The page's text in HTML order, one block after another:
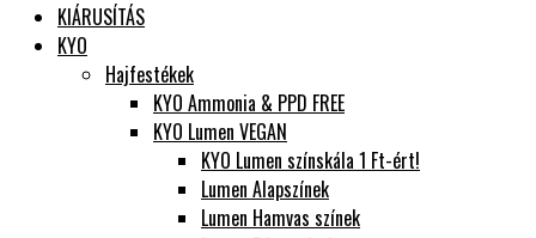
KIÁRUSÍTÁS
KYO
Hajfestékek
KYO Ammonia & PPD FREE
KYO Lumen VEGAN
KYO Lumen színskála 1 Ft-ért!
Lumen Alapszínek
Lumen Hamvas színek